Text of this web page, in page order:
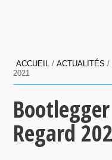
ACCUEIL /ACTUALITÉS /
2021
Regard